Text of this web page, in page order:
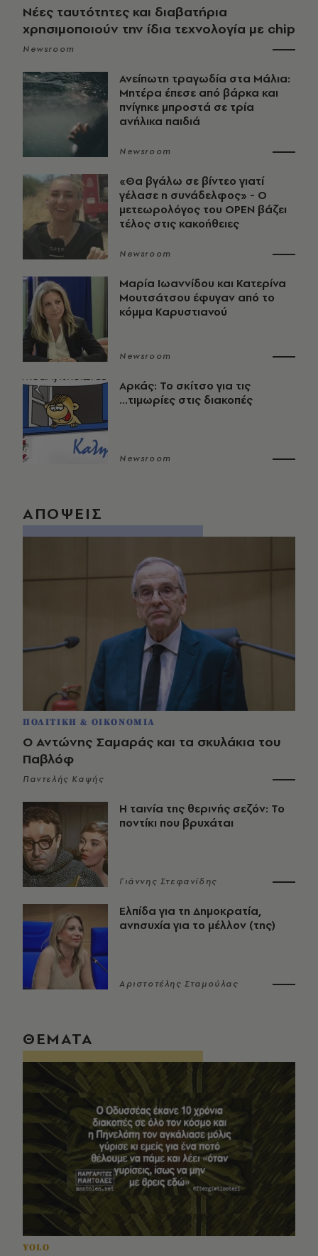
Νέες ταυτότητες και διαβατήρια
χρησιμοποιούν την ίδια τεχνολογία με chip
Newsroom
Ανείπωτη τραγωδία στα Μάλια:
Μητέρα έπεσε από βάρκα και
πνίγηκε μπροστά σε τρία
ανήλικα παιδιά
Newsroom
«Θα βγάλω σε βίντεο γιατί
γέλασε η συνάδελφος» - Ο
μετεωρολόγος του OPEN βάζει
τέλος στις κακοήθειες
Newsroom
Μαρία Ιωαννίδου και Κατερίνα
Μουτσάτσου έφυγαν από το
κόμμα Καρυστιανού
Newsroom
Αρκάς: Το σκίτσο για τις
...τιμωρίες στις διακοπές
Newsroom
ΑΠΟΨΕΙΣ
ΠΟΛΙΤΙΚΗ & ΟΙΚΟΝΟΜΙΑ
Ο Αντώνης Σαμαράς και τα σκυλάκια του
Παβλόφ
Παντελής Καψής
Η ταινία της θερινής σεζόν: Το
ποντίκι που βρυχάται
Γιάννης Στεφανίδης
Ελπίδα για τη Δημοκρατία,
ανησυχία για το μέλλον (της)
Αριστοτέλης Σταμούλας
ΘΕΜΑΤΑ
YOLO